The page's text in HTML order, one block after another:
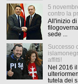
5
contro la
All'inizio di
sede ...
Successo
affitti!
Nel 2016
tutela dei